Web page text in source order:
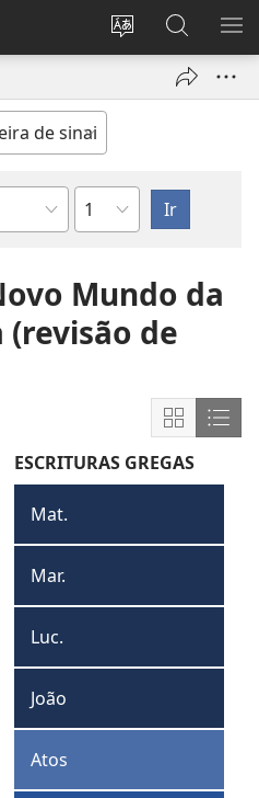
Mudar
idioma
Log
janela)
Buscar
no
JW.ORG
Capítulo
Mundo da
(revisão de
Mostrar
conteúdo
em
em
ESCRITURAS GREGAS
Mateus
Mat.
Marcos
Mar.
Lucas
Luc.
João
João
Atos
Atos